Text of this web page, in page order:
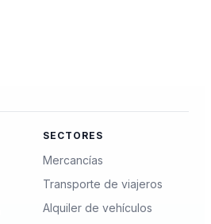
SECTORES
Mercancías
Transporte de viajeros
Alquiler de vehículos